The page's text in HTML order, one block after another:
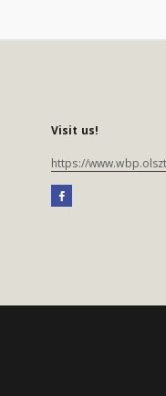
Visit us!
https://